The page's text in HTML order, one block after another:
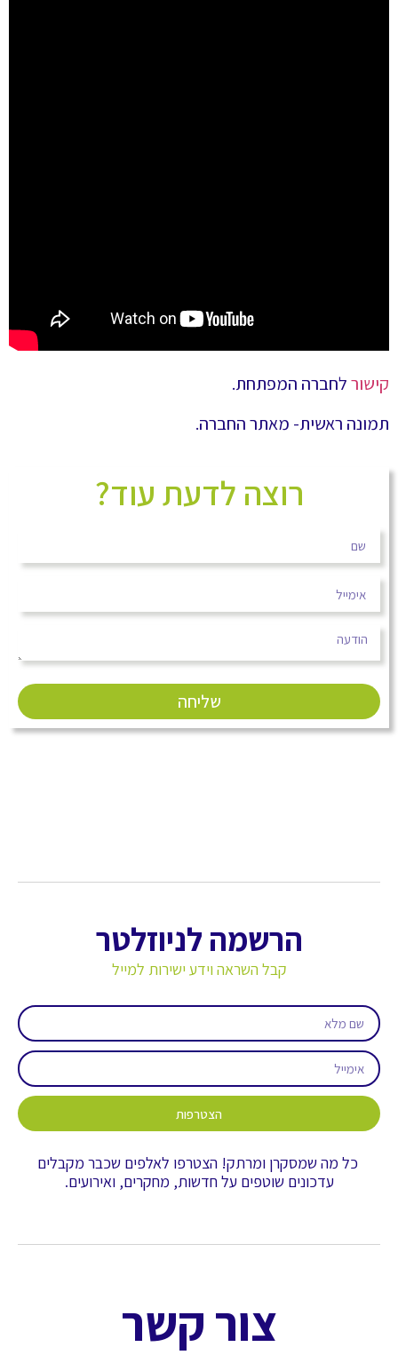
קישורלחברה המפתחת.
תמונה ראשית- מאתר החברה.
רוצה לדעת עוד?
שליחה
הרשמה לניוזלטר
קבל השראה וידע ישירות למייל
הצטרפות
כל מה שמסקרן ומרתק! הצטרפו לאלפים שכבר מקבלים
עדכונים שוטפים על חדשות, מחקרים, ואירועים.
צור קשר